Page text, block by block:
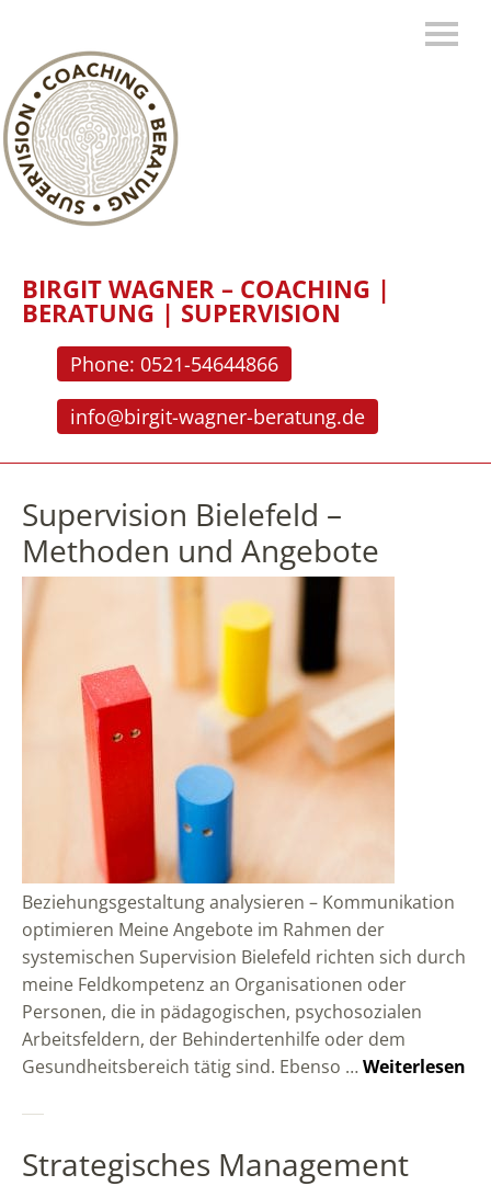
BIRGIT WAGNER – COACHING |
BERATUNG | SUPERVISION
Phone: 0521-54644866
info@birgit-wagner-beratung.de
Supervision Bielefeld –
Methoden und Angebote
Beziehungsgestaltung analysieren – Kommunikation
optimieren Meine Angebote im Rahmen der
systemischen Supervision Bielefeld richten sich durch
meine Feldkompetenz an Organisationen oder
Personen, die in pädagogischen, psychosozialen
Arbeitsfeldern, der Behindertenhilfe oder dem
Gesundheitsbereich tätig sind. Ebenso …Weiterlesen
Strategisches Management